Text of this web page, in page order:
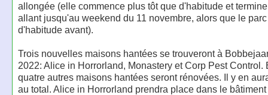
allongée (elle commence plus tôt que d'habitude et
allant jusqu'au weekend du 11 novembre, alors que le
d'habitude avant).
Trois nouvelles maisons hantées se trouveront à
2022: Alice in Horrorland, Monastery et Corp Pest Control.
quatre autres maisons hantées seront rénovées. Il y en
au total. Alice in Horrorland prendra place dans le